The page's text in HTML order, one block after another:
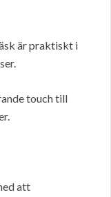
är praktiskt i
touch till
att